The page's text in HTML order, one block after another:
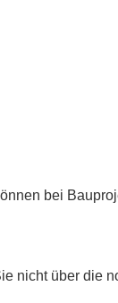
bei
nicht über die